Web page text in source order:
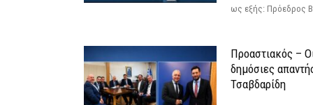
ως εξής: Πρόεδρος
Προαστιακός –
δημόσιες
Τσαβδαρίδη